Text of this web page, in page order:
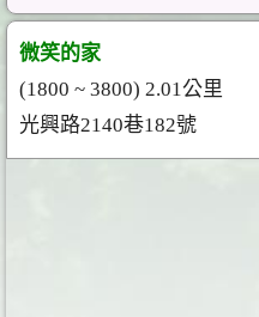
微笑的家
(1800 ~ 3800) 2.01公里
光興路2140巷182號